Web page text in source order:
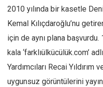
2010 yılında bir kasetle
Kemal Kılıçdaroğlu’nu
için de aynı plana
kala ‘farklıülkücülük.com’
Yardımcıları Recai Yıldırım
uygunsuz görüntülerini